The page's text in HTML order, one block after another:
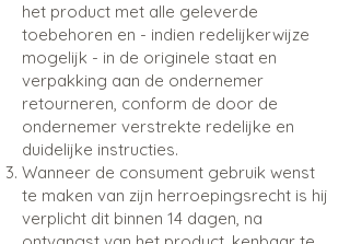
het product met alle geleverde
toebehoren en - indien redelijkerwijze
mogelijk - in de originele staat en
verpakking aan de ondernemer
retourneren, conform de door de
ondernemer verstrekte redelijke en
duidelijke instructies.
Wanneer de consument gebruik wenst
te maken van zijn herroepingsrecht is hij
verplicht dit binnen 14 dagen, na